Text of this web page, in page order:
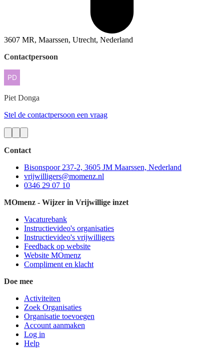
3607 MR, Maarssen, Utrecht, Nederland
Contactpersoon
Piet Donga
Stel de contactpersoon een vraag
Contact
Bisonspoor 237-2, 3605 JM Maarssen, Nederland
vrijwilligers@momenz.nl
0346 29 07 10
MOmenz - Wijzer in Vrijwillige inzet
Vacaturebank
Instructievideo's organisaties
Instructievideo's vrijwilligers
Feedback op website
Website MOmenz
Compliment en klacht
Doe mee
Activiteiten
Zoek Organisaties
Organisatie toevoegen
Account aanmaken
Log in
Help